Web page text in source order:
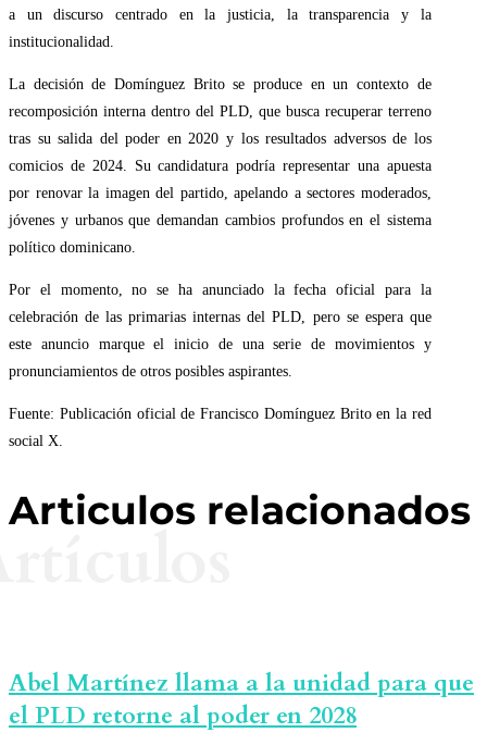
a un discurso centrado en la justicia, la transparencia y la
institucionalidad.
La decisión de Domínguez Brito se produce en un contexto de
recomposición interna dentro del PLD, que busca recuperar terreno
tras su salida del poder en 2020 y los resultados adversos de los
comicios de 2024. Su candidatura podría representar una apuesta
por renovar la imagen del partido, apelando a sectores moderados,
jóvenes y urbanos que demandan cambios profundos en el sistema
político dominicano.
Por el momento, no se ha anunciado la fecha oficial para la
celebración de las primarias internas del PLD, pero se espera que
este anuncio marque el inicio de una serie de movimientos y
pronunciamientos de otros posibles aspirantes.
Fuente: Publicación oficial de Francisco Domínguez Brito en la red
social X.
Articulos relacionados
Abel Martínez llama a la unidad para que
el PLD retorne al poder en 2028